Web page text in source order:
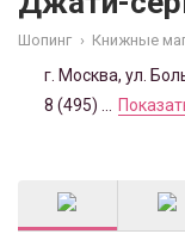
Шопинг › Книжные
г. Москва, ул.
8 (495) ...